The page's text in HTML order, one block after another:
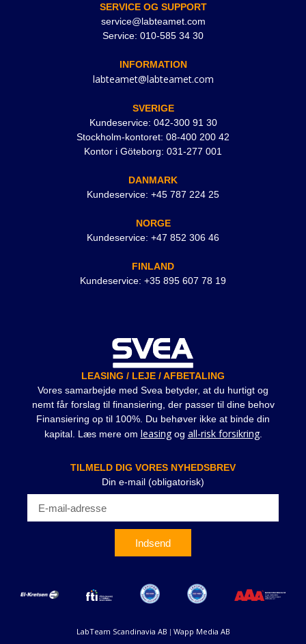
SERVICE OG SUPPORT
service@labteamet.com
Service: 010-585 34 30
INFORMATION
labteamet@labteamet.com
SVERIGE
Kundeservice: 042-300 91 30
Stockholm-kontoret: 08-400 200 42
Kontor i Göteborg: 031-277 001
DANMARK
Kundeservice: +45 787 224 25
NORGE
Kundeservice: +47 852 306 46
FINLAND
Kundeservice: +35 895 607 78 19
LEASING / LEJE / AFBETALING
Vores samarbejde med Svea betyder, at du hurtigt og
nemt får forslag til finansiering, der passer til dine behov
Finansiering op til 100%. Du behøver ikke at binde din
kapital. Læs mere om leasingog all-risk forsikring.
TILMELD DIG VORES NYHEDSBREV
Din e-mail (obligatorisk)
Indsend
LabTeam Scandinavia AB Wapp Media AB